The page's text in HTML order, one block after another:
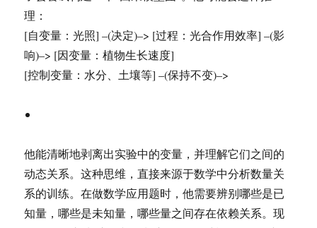
理：
[自变量：光照] –(决定)–> [过程：光合作用效率] –(影
响)–> [因变量：植物生长速度]
[控制变量：水分、土壤等] –(保持不变)–>
他能清晰地剥离出实验中的变量，并理解它们之间的
动态关系。这种思维，直接来源于数学中分析数量关
系的训练。在做数学应用题时，他需要辨别哪些是已
知量，哪些是未知量，哪些量之间存在依赖关系。现